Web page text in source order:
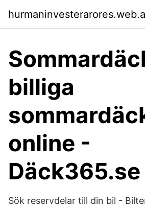
billiga
online -
Däck365.se
Sök reservdelar till din bil -